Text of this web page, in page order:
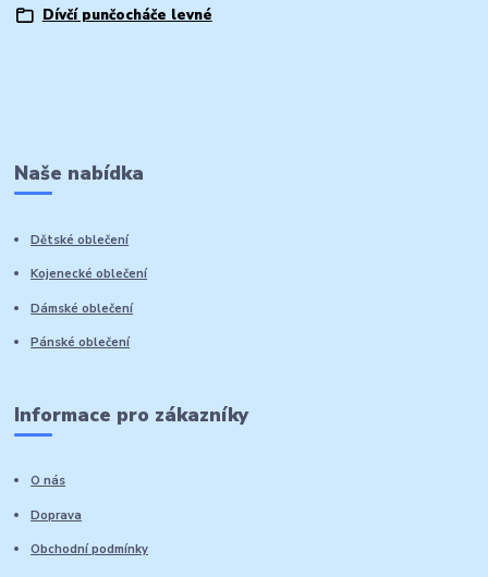
Dívčí punčocháče levné
Naše nabídka
Dětské oblečení
Kojenecké oblečení
Dámské oblečení
Pánské oblečení
Informace pro zákazníky
O nás
Doprava
Obchodní podmínky